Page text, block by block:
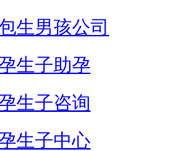
生男孩公司
生子助孕
生子咨询
生子中心